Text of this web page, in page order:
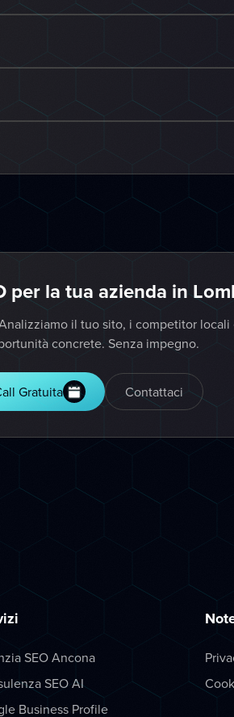
per la tua azienda in
il tuo sito, i competitor locali
concrete. Senza impegno.
Gratuita Contattaci
SEO Ancona
SEO AI
Business Profile